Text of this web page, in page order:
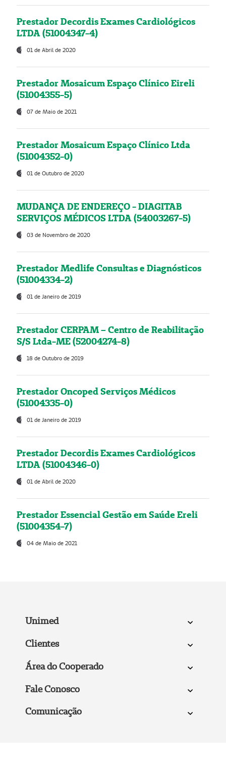
Prestador Decordis Exames Cardiológicos
LTDA (51004347-4)
01 de Abril de 2020
Prestador Mosaicum Espaço Clínico Eireli
(51004355-5)
07 de Maio de 2021
Prestador Mosaicum Espaço Clínico Ltda
(51004352-0)
01 de Outubro de 2020
MUDANÇA DE ENDEREÇO - DIAGITAB
SERVIÇOS MÉDICOS LTDA (54003267-5)
03 de Novembro de 2020
Prestador Medlife Consultas e Diagnósticos
(51004334-2)
01 de Janeiro de 2019
Prestador CERPAM – Centro de Reabilitação
S/S Ltda-ME (52004274-8)
18 de Outubro de 2019
Prestador Oncoped Serviços Médicos
(51004335-0)
01 de Janeiro de 2019
Prestador Decordis Exames Cardiológicos
LTDA (51004346-0)
01 de Abril de 2020
Prestador Essencial Gestão em Saúde Ereli
(51004354-7)
04 de Maio de 2021
Unimed
Clientes
Área do Cooperado
Fale Conosco
Comunicação